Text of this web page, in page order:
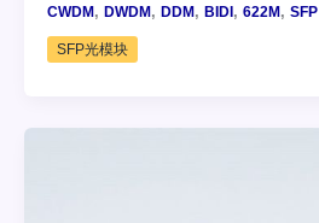
CWDM, DWDM, DDM, BIDI, 622M, SFP
SFP光模块